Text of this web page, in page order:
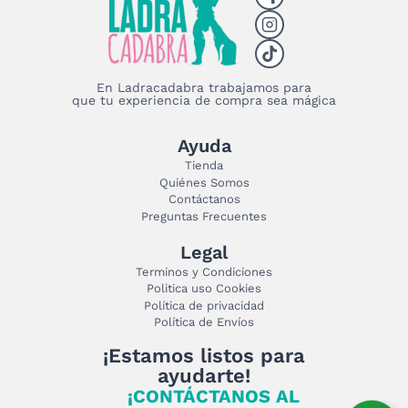
En Ladracadabra trabajamos para
que tu experiencia de compra sea mágica
Ayuda
Tienda
Quiénes Somos
Contáctanos
Preguntas Frecuentes
Legal
Terminos y Condiciones
Politica uso Cookies
Política de privacidad
Política de Envíos
¡Estamos listos para
ayudarte!
¡CONTÁCTANOS AL